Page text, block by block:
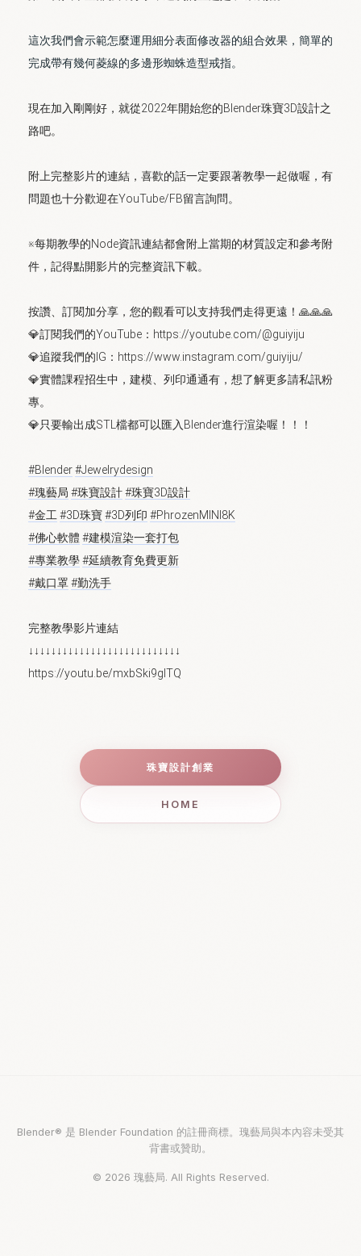
這次我們會示範怎麼運用細分表面修改器的組合效果，簡單的
完成帶有幾何菱線的多邊形蜘蛛造型戒指。
現在加入剛剛好，就從2022年開始您的Blender珠寶3D設計之
路吧。
附上完整影片的連結，喜歡的話一定要跟著教學一起做喔，有
問題也十分歡迎在YouTube/FB留言詢問。
※每期教學的Node資訊連結都會附上當期的材質設定和參考附
件，記得點開影片的完整資訊下載。
按讚、訂閱加分享，您的觀看可以支持我們走得更遠！🙏🙏🙏
💎訂閱我們的YouTube：https://youtube.com/@guiyiju
💎追蹤我們的IG：https://www.instagram.com/guiyiju/
💎實體課程招生中，建模、列印通通有，想了解更多請私訊粉
專。
💎只要輸出成STL檔都可以匯入Blender進行渲染喔！！！
#Blender#Jewelrydesign
#瑰藝局 #珠寶設計#珠寶3D設計
#金工 #3D珠寶#3D列印 #PhrozenMINI8K
#佛心軟體 #建模渲染一套打包
#專業教學#延續教育免費更新
#戴口罩 #勤洗手
完整教學影片連結
↓↓↓↓↓↓↓↓↓↓↓↓↓↓↓↓↓↓↓↓↓↓↓↓↓↓↓
珠寶設計創業
HOME
Blender® 是 Blender Foundation 的註冊商標。瑰藝局與本內容未受其
背書或贊助。
© 2026 瑰藝局. All Rights Reserved.